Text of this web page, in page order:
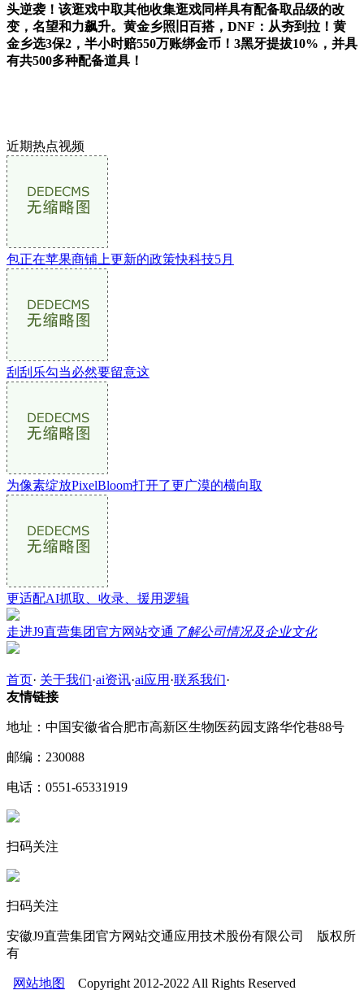
头逆袭！该逛戏中取其他收集逛戏同样具有配备取品级的改
变，名望和力飙升。黄金乡照旧百搭，DNF：从夯到拉！黄
金乡选3保2，半小时赔550万账绑金币！3黑牙提拔10%，并具
有共500多种配备道具！
近期热点视频
包正在苹果商铺上更新的政策快科技5月
刮刮乐勾当必然要留意这
为像素绽放PixelBloom打开了更广漠的横向取
更适配AI抓取、收录、援用逻辑
走进J9直营集团官方网站交通 了解公司情况及企业文化
首页· 关于我们·ai资讯·ai应用 ·联系我们·
友情链接
地址：中国安徽省合肥市高新区生物医药园支路华佗巷88号
邮编：230088
电话：0551-65331919
扫码关注
扫码关注
安徽J9直营集团官方网站交通应用技术股份有限公司 版权所
有
网站地图 Copyright 2012-2022 All Rights Reserved